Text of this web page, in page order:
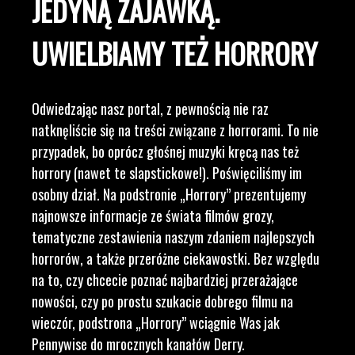
JEDYNĄ ZAJAWKĄ.
UWIELBIAMY TEŻ HORRORY
Odwiedzając nasz portal, z pewnością nie raz
natknęliście się na treści związane z horrorami. To nie
przypadek, bo oprócz głośnej muzyki kręcą nas też
horrory (nawet te slapstickowe!). Poświęciliśmy im
osobny dział. Na podstronie „Horrory” prezentujemy
najnowsze informacje ze świata filmów grozy,
tematyczne zestawienia naszym zdaniem najlepszych
horrorów, a także przeróżne ciekawostki. Bez względu
na to, czy chcecie poznać najbardziej przerażające
nowości, czy po prostu szukacie dobrego filmu na
wieczór, podstrona „Horrory” wciągnie Was jak
Pennywise do mrocznych kanałów Derry.